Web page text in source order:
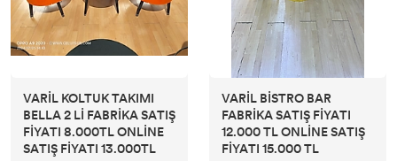
VARİL KOLTUK TAKIMI
BELLA 2 Lİ FABRİKA SATIŞ
FİYATI 8.000TL ONLİNE
SATIŞ FİYATI 13.000TL
VARİL BİSTRO BAR
FABRİKA SATIŞ FİYATI
12.000 TL ONLİNE SATIŞ
FİYATI 15.000 TL